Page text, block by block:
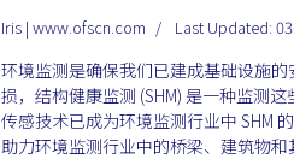
Iris | www.ofscn.com Last Updated:
环境监测是确保我们已建成基础设施
损，结构健康监测 (SHM) 是一种监测
传感技术已成为环境监测行业中 SHM
助力环境监测行业中的桥梁、建筑物和